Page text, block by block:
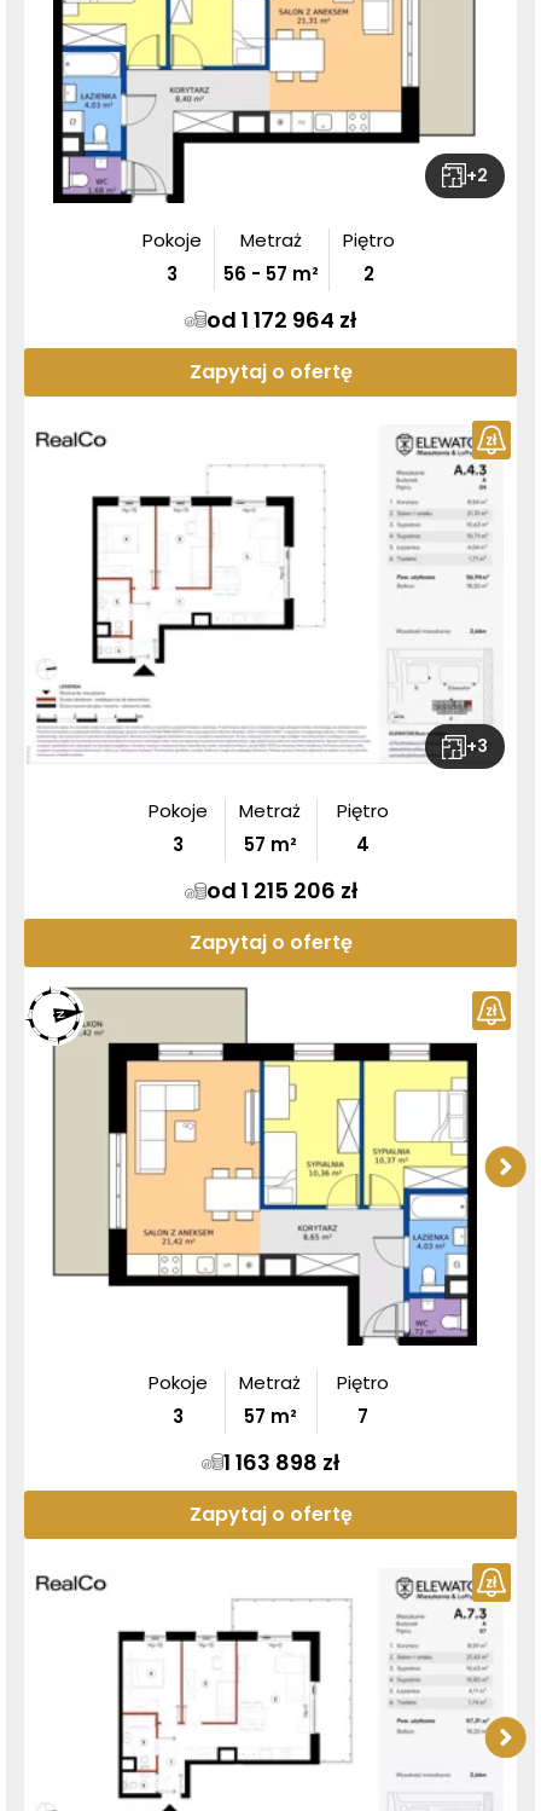
+2
Pokoje
3
Metraż
56 - 57 m²
Piętro
2
od 1 172 964 zł
Zapytaj o ofertę
+3
Pokoje
3
Metraż
57 m²
Piętro
4
od 1 215 206 zł
Zapytaj o ofertę
Pokoje
3
Metraż
57 m²
Piętro
7
1 163 898 zł
Zapytaj o ofertę